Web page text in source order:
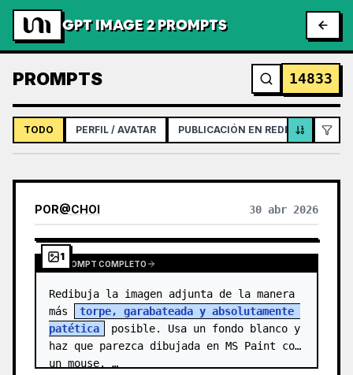
GPT IMAGE 2 PROMPTS
PROMPTS 14833
TODO PERFIL / AVATAR PUBLICACIÓN EN REDES SOCIALES
POR@CHOI 30 abr 2026
1
VER PROMPT COMPLETO
Redibuja la imagen adjunta de la manera
más
torpe, garabateada y absolutamente
patética
posible. Usa un fondo blanco y
haz que parezca dibujada en MS Paint con
un mouse. …